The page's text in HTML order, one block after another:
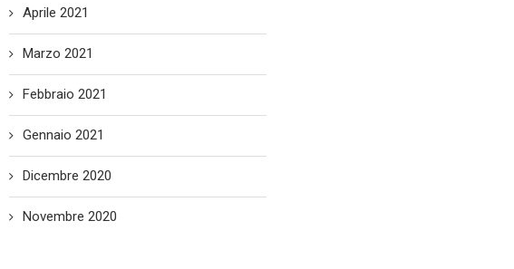
Aprile 2021
Marzo 2021
Febbraio 2021
Gennaio 2021
Dicembre 2020
Novembre 2020